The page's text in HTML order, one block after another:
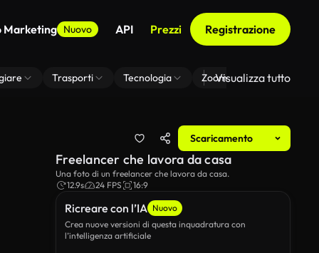
Marketing Nuovo API Prezzi Registrazione
Trasporti Tecnologia Zoom Di Sfondo Virtuale
Visualizza tutto
Scaricamento
Ricreare con l’IA Nuovo
Crea nuove versioni di questa inquadratura con
l’intelligenza artificiale
Freelancer che lavora da casa
Una foto di un freelancer che lavora da casa.
12.9s
24 FPS 16:9